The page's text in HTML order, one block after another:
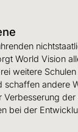
World Vision
weitere
schaffen andere
der
bei der